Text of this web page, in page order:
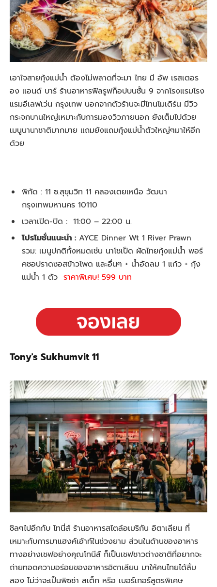
เอาใจสายกุ้งแม่น้ำ ต้องไม่พลาดที่จะมา ไทย มี อัพ เรสเตอร
อง แอนด์ บาร์ ร้านอาหารฟิลรูฟท็อปบนชั้น 9 จากโรงแรมโรง
แรมอีเลฟเว่น กรุงเทพ นอกจากตัวร้านจะมีโทนโมเดิร์น มีวิว
กระจกบานใหญ่เหมาะกับการมองวิวภายนอก ยังเต็มไปด้วย
เมนูนานาชาติมากมาย แถมยังแถมกุ้งแม่น้ำตัวใหญ่ๆมาให้อีก
ด้วย
พิกัด : 11 ซ.สุขุมวิท 11 คลองเตยเหนือ วัฒนา
กรุงเทพมหานคร 10110
เวลาเปิด-ปิด : 11:00 – 22:00 น.
โปรโมชั่นแนะนำ : AYCE Dinner Wt 1 River Prawn
รวม: เมนูปกติทั้งหมดเช่น นาโชเป็ด ผัดไทยกุ้งแม่น้ำ พอร์
คชอปราดซอสข้าวโพด และอื่นๆ + น้ำอัดลม 1 แก้ว + กุ้ง
แม่น้ำ 1 ตัว ราคาพิเศษ! 599 บาท
Tony's Sukhumvit 11
ชิลๆไปอีกกับ โทนี่ส์ ร้านอาหารสไตล์อเมริกัน อิตาเลียน ที่
เหมาะกับการมาแฮงค์เอ้าท์ในช่วงยาม ส่วนในด้านของอาหาร
ทางอย่างเชฟอย่างคุณโทนีส์ ก็เป็นเชฟชาวต่างชาติที่อยากจะ
ถ่ายทอดความอร่อยของอาหารอิตาเลียน มาให้คนไทยได้ลิ้ม
ลอง ไม่ว่าจะเป็นพิซซ่า สเต็ก หรือ เบอร์เกอร์สูตรพิเศษ